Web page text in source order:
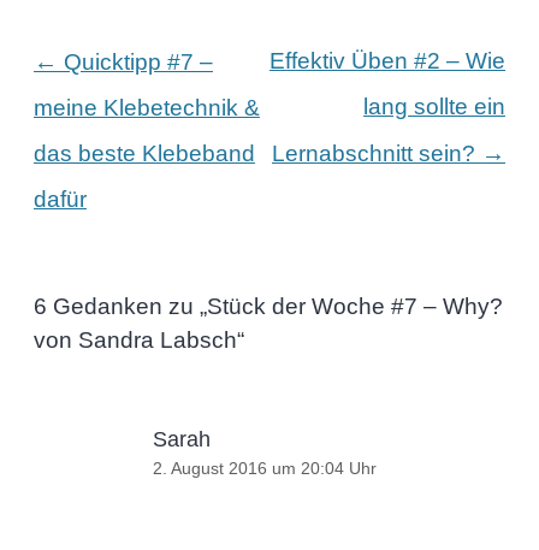
Beitragsnavigation
← Quicktipp #7 –
meine Klebetechnik &
das beste Klebeband
dafür
Effektiv Üben #2 – Wie
lang sollte ein
Lernabschnitt sein? →
6 Gedanken zu „Stück der Woche #7 – Why?
von Sandra Labsch“
Sarah
2. August 2016 um 20:04 Uhr